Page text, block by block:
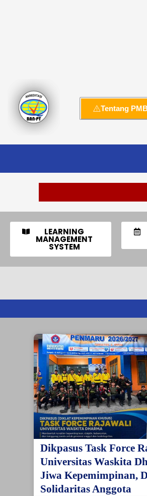
Tentang
LEARNING
MANAGEMENT
SYSTEM
Dikpasus Task Force
Universitas Waskita
Jiwa Kepemimpinan,
Solidaritas Anggota